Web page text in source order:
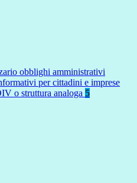
obblighi amministrativi
per cittadini e imprese
o struttura analoga 5